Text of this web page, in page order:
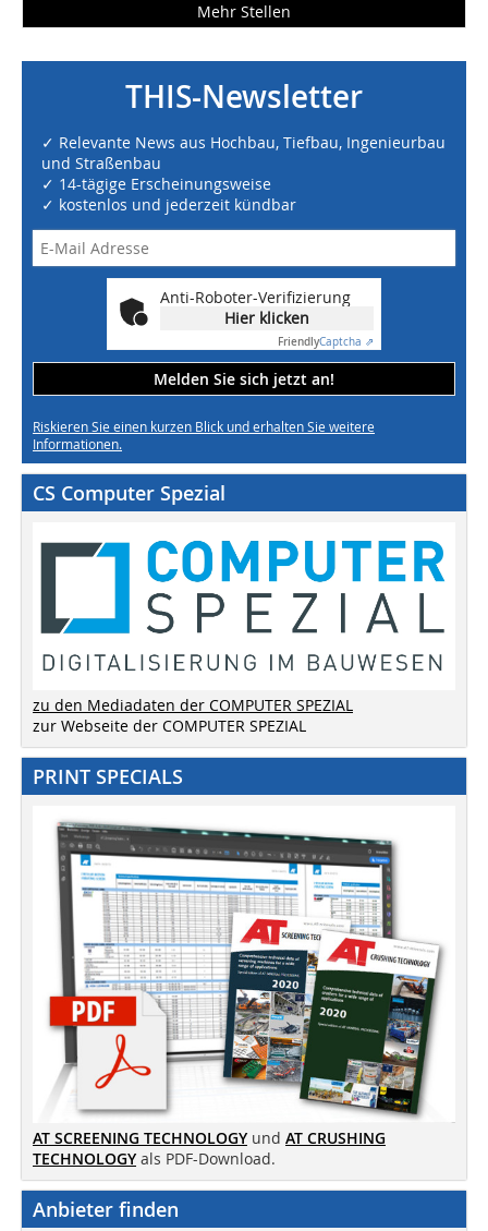
Mehr Stellen
THIS-Newsletter
✓ Relevante News aus Hochbau, Tiefbau, Ingenieurbau
und Straßenbau
✓ 14-tägige Erscheinungsweise
✓ kostenlos und jederzeit kündbar
Anti-Roboter-Verifizierung
Hier klicken
FriendlyCaptcha ⇗
Melden Sie sich jetzt an!
Riskieren Sie einen kurzen Blick und erhalten Sie weitere
Informationen.
CS Computer Spezial
zu den Mediadaten der COMPUTER SPEZIAL
zur Webseite der COMPUTER SPEZIAL
PRINT SPECIALS
AT SCREENING TECHNOLOGY und AT CRUSHING
TECHNOLOGY als PDF-Download.
Anbieter finden